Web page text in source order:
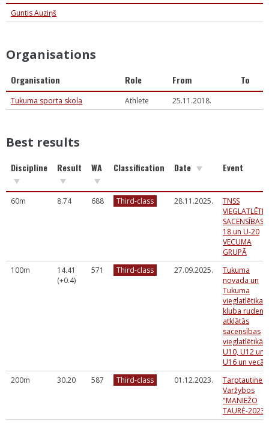
Guntis Auziņš
Organisations
Organisation Role From To
Tukuma sporta skola Athlete 25.11.2018.
Best results
Discipline Result WA Classification Date Event
60m 8.74 688 Third-class 28.11.2025.
TNSS
SACENSĪBAS
18 un U-20
VECUMA
GRUPĀ
100m
14.41
(+0.4)
571 Third-class 27.09.2025.
Tukuma
novada un
Tukuma
vieglatlētikas
kluba rudens
atklātās
sacensības
vieglatlētikā
U10, U12 un
U16 un
200m
30.20 587 Third-class 01.12.2023.
Tarptautines
Varžybos
"MANIEŽO
TAURĖ-2023"